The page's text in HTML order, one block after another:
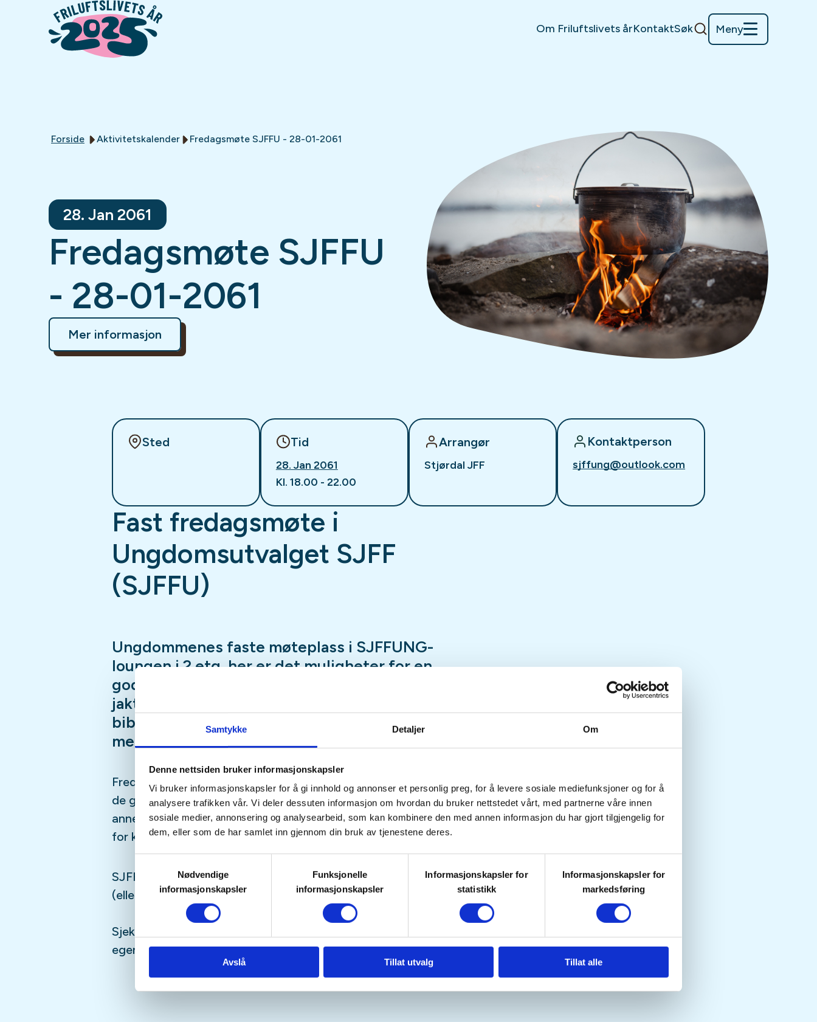
Samtykke Detaljer Om
Denne nettsiden bruker informasjonskapsler
Vi bruker informasjonskapsler for å gi innhold og annonser et personlig preg, for å levere sosiale mediefunksjoner og for å
analysere trafikken vår. Vi deler dessuten informasjon om hvordan du bruker nettstedet vårt, med partnerne våre innen
sosiale medier, annonsering og analysearbeid, som kan kombinere den med annen informasjon du har gjort tilgjengelig for
dem, eller som de har samlet inn gjennom din bruk av tjenestene deres.
Nødvendige
informasjonskapsler
Funksjonelle
informasjonskapsler
Informasjonskapsler for
statistikk
Informasjonskapsler for
markedsføring
Avslå Tillat utvalg Tillat alle
Om Friluftslivets årKontaktSøk Meny
Forside Aktivitetskalender Fredagsmøte SJFFU - 28-01-2061
28. Jan 2061
Fredagsmøte SJFFU
- 28-01-2061
Mer informasjon
Sted Tid
28. Jan 2061
Kl. 18.00 - 22.00
Arrangør
Stjørdal JFF
Kontaktperson
sjffung@outlook.com
Fast fredagsmøte i
Ungdomsutvalget SJFF
(SJFFU)
Ungdommenes faste møteplass i SJFFUNG-
loungen i 2.etg, her er det muligheter for en
god prat i godt selskap, luftgeværskyting,
jaktsimulator, biljard, en tur innom utvalgets
bibliotek, Podcast-innspilling og mye, mye
mer
Fredagsmøtene er fast, hver fredag hele året med unntak av
de gangene vi er borte på fisketurer, hytteturer, jakt eller
annet moro, følg med i aktivitetskalender og på sosiale medier
for kommende aktiviteter!
SJFFUNGs arrangementer er rusfrie, og er for deg som er
(eller har lyst til å bli)barn/ungdomsmedlem(opp til 26år)
Sjekk gjerne ut
egen
podcastpå din favoritt-streamingplattform.